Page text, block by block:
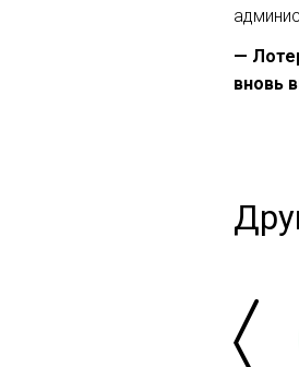
—
вновь